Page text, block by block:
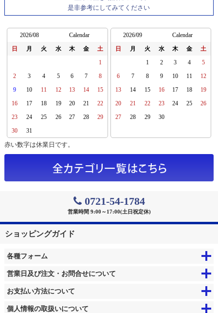
是非参考にしてみてください
2026/08 Calendar
日 月 火 水 木 金 土
1
2 3 4 5 6 7 8
9 10 11 12 13 14 15
16 17 18 19 20 21 22
23 24 25 26 27 28 29
30 31
2026/09 Calendar
日 月 火 水 木 金 土
1 2 3 4 5
6 7 8 9 10 11 12
13 14 15 16 17 18 19
20 21 22 23 24 25 26
27 28 29 30
赤い数字は休業日です。
0721-54-1784
営業時間 9:00～17:00(土日祝定休)
ショッピングガイド
各種フォーム
営業日及び注文・お問合せについて
お支払い方法について
個人情報の取扱いについて